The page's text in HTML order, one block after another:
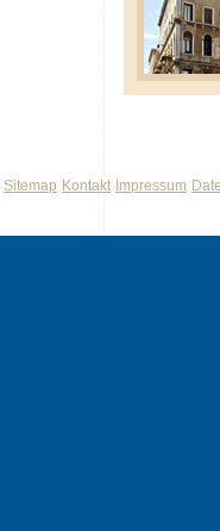
Sitemap Kontakt Impressum